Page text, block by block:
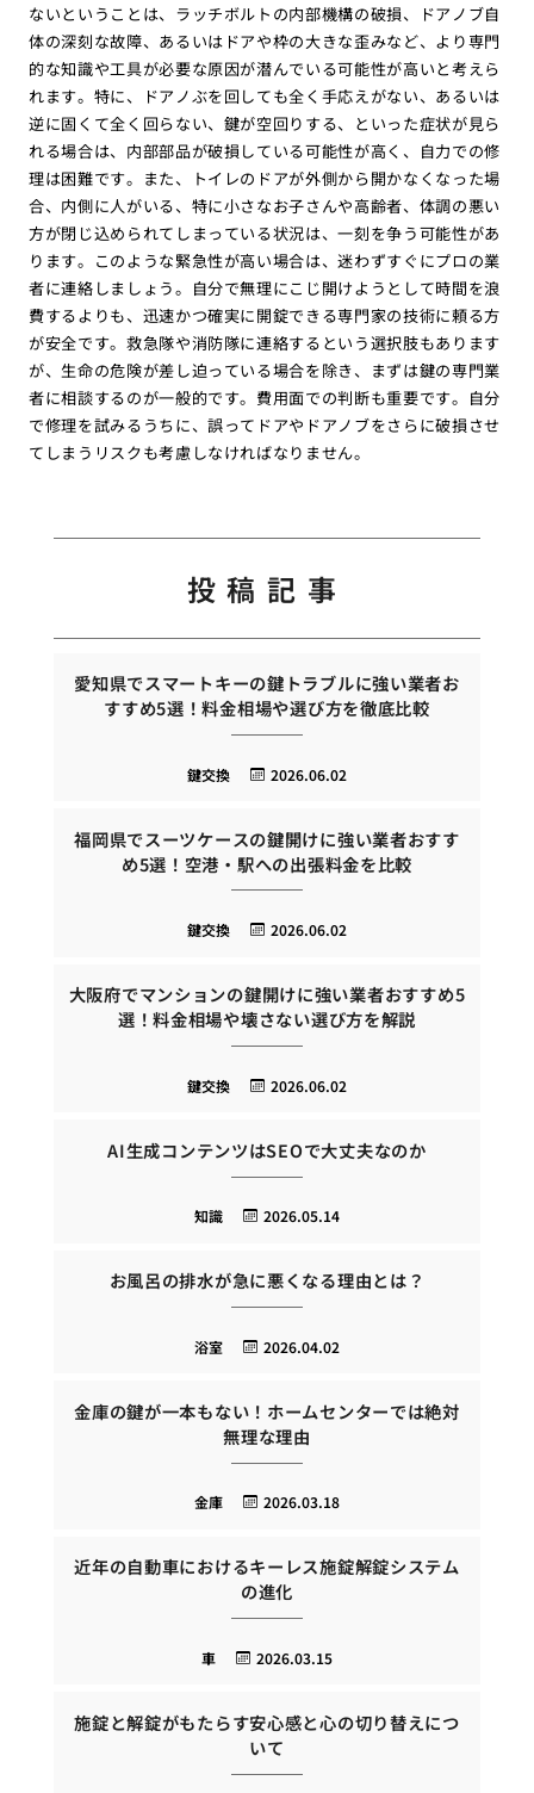
ないということは、ラッチボルトの内部機構の破損、ドアノブ自
体の深刻な故障、あるいはドアや枠の大きな歪みなど、より専門
的な知識や工具が必要な原因が潜んでいる可能性が高いと考えら
れます。特に、ドアノぶを回しても全く手応えがない、あるいは
逆に固くて全く回らない、鍵が空回りする、といった症状が見ら
れる場合は、内部部品が破損している可能性が高く、自力での修
理は困難です。また、トイレのドアが外側から開かなくなった場
合、内側に人がいる、特に小さなお子さんや高齢者、体調の悪い
方が閉じ込められてしまっている状況は、一刻を争う可能性があ
ります。このような緊急性が高い場合は、迷わずすぐにプロの業
者に連絡しましょう。自分で無理にこじ開けようとして時間を浪
費するよりも、迅速かつ確実に開錠できる専門家の技術に頼る方
が安全です。救急隊や消防隊に連絡するという選択肢もあります
が、生命の危険が差し迫っている場合を除き、まずは鍵の専門業
者に相談するのが一般的です。費用面での判断も重要です。自分
で修理を試みるうちに、誤ってドアやドアノブをさらに破損させ
てしまうリスクも考慮しなければなりません。
投稿記事
愛知県でスマートキーの鍵トラブルに強い業者お
すすめ5選！料金相場や選び方を徹底比較
2026.06.02
鍵交換
福岡県でスーツケースの鍵開けに強い業者おすす
め5選！空港・駅への出張料金を比較
2026.06.02
鍵交換
大阪府でマンションの鍵開けに強い業者おすすめ5
選！料金相場や壊さない選び方を解説
2026.06.02
鍵交換
AI生成コンテンツはSEOで大丈夫なのか
2026.05.14
知識
お風呂の排水が急に悪くなる理由とは？
2026.04.02
浴室
金庫の鍵が一本もない！ホームセンターでは絶対
無理な理由
2026.03.18
金庫
近年の自動車におけるキーレス施錠解錠システム
の進化
2026.03.15
車
施錠と解錠がもたらす安心感と心の切り替えにつ
いて